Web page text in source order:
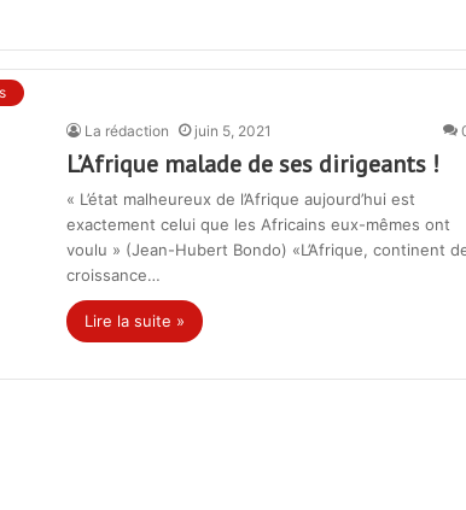
La rédaction juin 5, 2021
L’Afrique malade de ses dirigeants !
« L’état malheureux de l’Afrique aujourd’hui est
exactement celui que les Africains eux-mêmes ont
voulu » (Jean-Hubert Bondo) «L’Afrique, continent
croissance…
Lire la suite »